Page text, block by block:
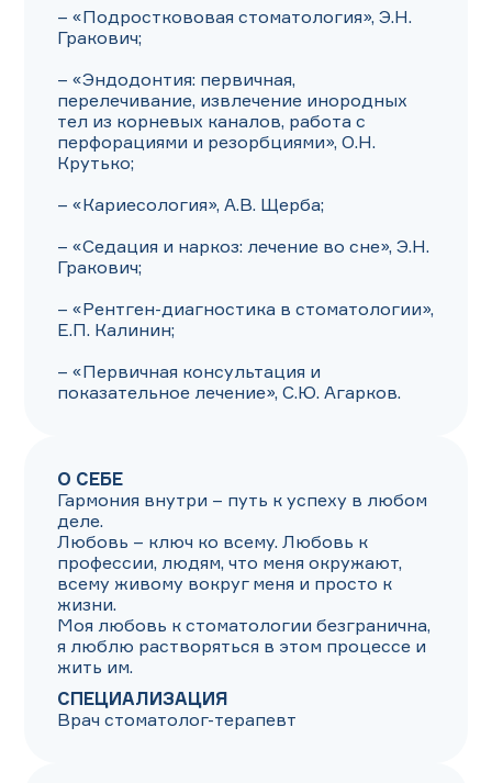
– «Подросткововая стоматология», Э.Н.
Гракович;
– «Эндодонтия: первичная,
перелечивание, извлечение инородных
тел из корневых каналов, работа с
перфорациями и резорбциями», О.Н.
Крутько;
– «Кариесология», А.В. Щерба;
– «Седация и наркоз: лечение во сне», Э.Н.
Гракович;
– «Рентген-диагностика в стоматологии»,
Е.П. Калинин;
– «Первичная консультация и
показательное лечение», С.Ю. Агарков.
О СЕБЕ
Гармония внутри – путь к успеху в любом
деле.
Любовь – ключ ко всему. Любовь к
профессии, людям, что меня окружают,
всему живому вокруг меня и просто к
жизни.
Моя любовь к стоматологии безгранична,
я люблю растворяться в этом процессе и
жить им.
СПЕЦИАЛИЗАЦИЯ
Врач стоматолог-терапевт